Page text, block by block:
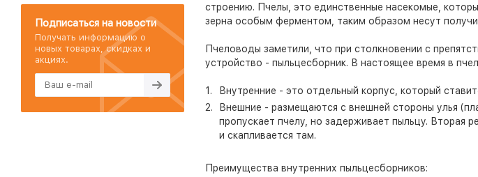
строению. Пчелы, это единственные насекомые,
зерна особым ферментом, таким образом несут
Пчеловоды заметили, что при столкновении с
устройство - пыльцесборник. В настоящее время в
Внутренние - это отдельный корпус, который
Внешние - размещаются с внешней стороны улья
пропускает пчелу, но задерживает пыльцу. Вторая
и скапливается там.
Преимущества внутренних пыльцесборников:
Подписаться на новости
Получать информацию о
новых товарах, скидках и
акциях.